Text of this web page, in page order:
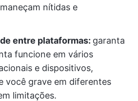
nítidas e
entre plataformas: garanta
funcione em vários
e dispositivos,
você grave em diferentes
limitações.